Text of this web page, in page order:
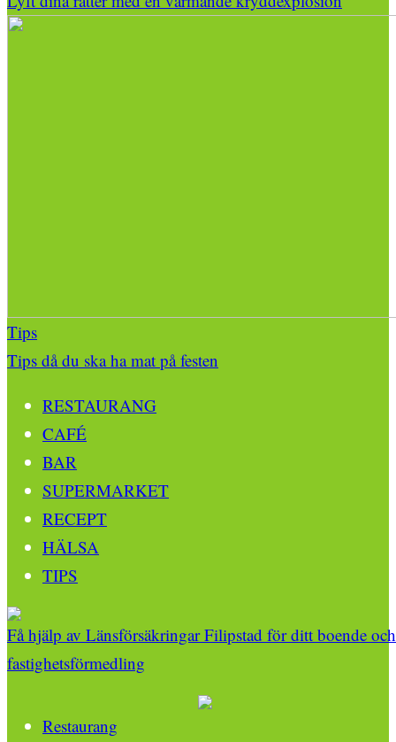
Tips
Tips då du ska ha mat på festen
RESTAURANG
CAFÉ
BAR
SUPERMARKET
RECEPT
HÄLSA
TIPS
Få hjälp av Länsförsäkringar Filipstad för ditt boende och
fastighetsförmedling
Restaurang